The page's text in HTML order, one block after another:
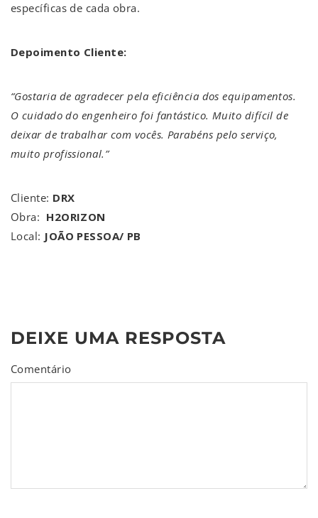
específicas de cada obra.
Depoimento Cliente:
“Gostaria de agradecer pela eficiência dos equipamentos.
O cuidado do engenheiro foi fantástico. Muito difícil de
deixar de trabalhar com vocês. Parabéns pelo serviço,
muito profissional.”
Cliente: DRX
Obra: H2ORIZON
Local: JOÃO PESSOA/ PB
DEIXE UMA RESPOSTA
Comentário